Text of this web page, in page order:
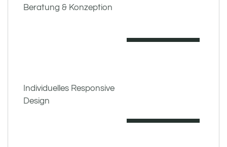
Beratung & Konzeption
Individuelles Responsive
Design